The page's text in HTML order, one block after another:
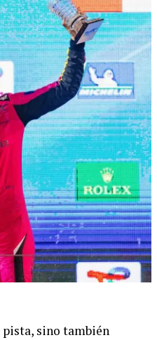
pista, sino también